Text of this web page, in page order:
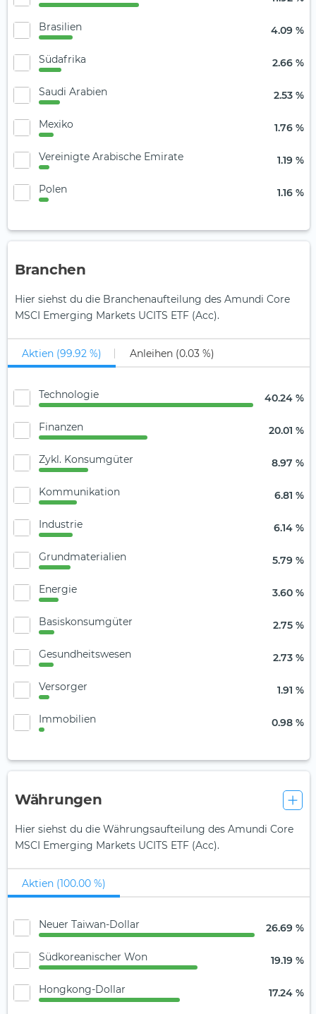
Brasilien 4.09 %
Südafrika 2.66 %
Saudi Arabien 2.53 %
Mexiko 1.76 %
Vereinigte Arabische Emirate 1.19 %
Polen 1.16 %
Branchen
Hier siehst du die Branchenaufteilung des Amundi Core
MSCI Emerging Markets UCITS ETF (Acc).
Aktien (99.92 %) Anleihen (0.03 %)
Technologie 40.24 %
Finanzen 20.01 %
Zykl. Konsumgüter 8.97 %
Kommunikation 6.81 %
Industrie 6.14 %
Grundmaterialien 5.79 %
Energie 3.60 %
Basiskonsumgüter 2.75 %
Gesundheitswesen 2.73 %
Versorger 1.91 %
Immobilien 0.98 %
Währungen
Hier siehst du die Währungsaufteilung des Amundi Core
MSCI Emerging Markets UCITS ETF (Acc).
Aktien (100.00 %)
Neuer Taiwan-Dollar 26.69 %
Südkoreanischer Won 19.19 %
Hongkong-Dollar 17.24 %